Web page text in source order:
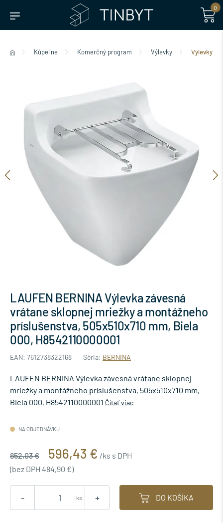
0
Kúpeľne Komerčný program Výlevky Výlevky
LAUFEN BERNINA Výlevka závesná
vrátane sklopnej mriežky a montážneho
príslušenstva, 505x510x710 mm, Biela
000, H8542110000001
EAN: 7612738322168 Séria: BERNINA
LAUFEN BERNINA Výlevka závesná vrátane sklopnej
mriežky a montážneho príslušenstva, 505x510x710 mm,
Biela 000, H8542110000001 Čítať viac
NA OBJEDNÁVKU
852,03 € 596,43 € /ks s DPH
(bez DPH 484,90 €)
- +
ks DO KOŠÍKA